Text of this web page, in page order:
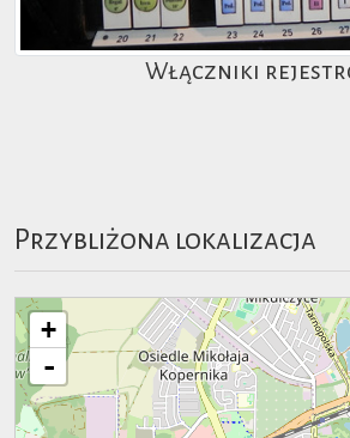
Włączniki
Przybliżona lokalizacja
+
-